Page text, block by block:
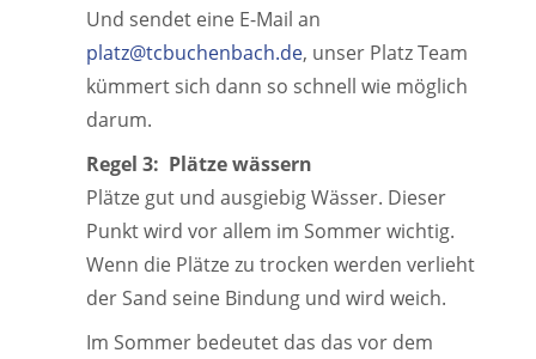
Und sendet eine E-Mail an
platz@tcbuchenbach.de, unser Platz Team
kümmert sich dann so schnell wie möglich
darum.
Regel 3: Plätze wässern
Plätze gut und ausgiebig Wässer. Dieser
Punkt wird vor allem im Sommer wichtig.
Wenn die Plätze zu trocken werden verlieht
der Sand seine Bindung und wird weich.
Im Sommer bedeutet das das vor dem